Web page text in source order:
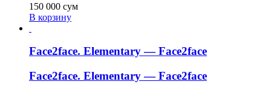
150 000 сум
В корзину
Face2face. Elementary — Face2face
Face2face. Elementary — Face2face